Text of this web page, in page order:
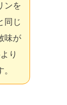
ンを
同じ
味が
り